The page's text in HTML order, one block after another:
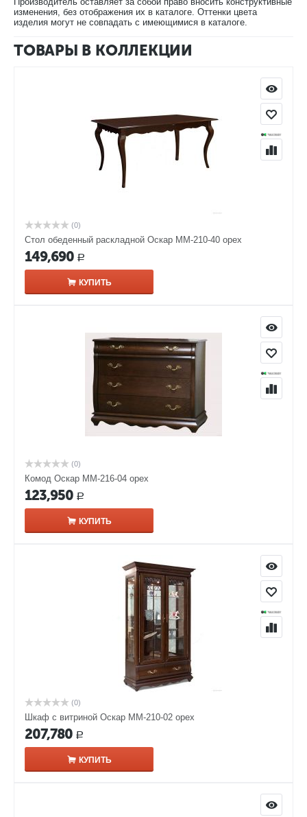
изменения, без отображения их в каталоге. Оттенки цвета
изделия могут не совпадать с имеющимися в каталоге.
ТОВАРЫ В КОЛЛЕКЦИИ
(0)
Стол обеденный раскладной Оскар ММ-210-40 орех
149,690 Р
КУПИТЬ
(0)
Комод Оскар ММ-216-04 орех
123,950 Р
КУПИТЬ
(0)
Шкаф с витриной Оскар ММ-210-02 орех
207,780 Р
КУПИТЬ